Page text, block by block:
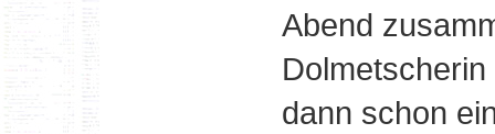
Abend
dann schon